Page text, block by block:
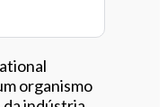
organismo